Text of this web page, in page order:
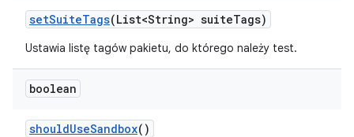
setSuiteTags(List<String> suiteTags)
Ustawia listę tagów pakietu, do którego należy test.
boolean
shouldUseSandbox()